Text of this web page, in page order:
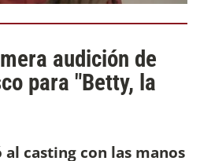
audición de
para "Betty, la
al casting con las manos